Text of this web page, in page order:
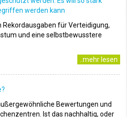
werden kann
Rekordausgaben für Verteidigung,
und eine selbstbewusstere
..mehr lesen
Bewertungen und
Ist das nachhaltig, oder